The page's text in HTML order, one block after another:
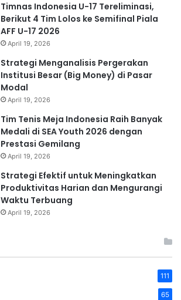
Timnas Indonesia U-17 Tereliminasi,
Berikut 4 Tim Lolos ke Semifinal Piala
AFF U-17 2026
April 19, 2026
Strategi Menganalisis Pergerakan
Institusi Besar (Big Money) di Pasar
Modal
April 19, 2026
Tim Tenis Meja Indonesia Raih Banyak
Medali di SEA Youth 2026 dengan
Prestasi Gemilang
April 19, 2026
Strategi Efektif untuk Meningkatkan
Produktivitas Harian dan Mengurangi
Waktu Terbuang
April 19, 2026
111
65